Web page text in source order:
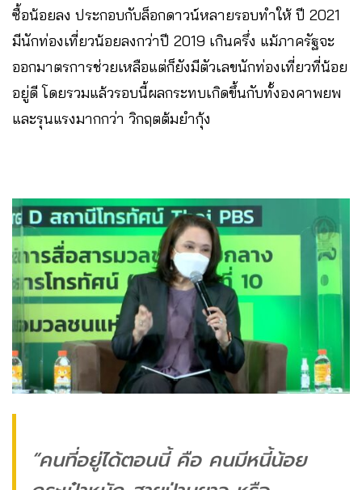
ซื้อน้อยลง ประกอบกับล็อกดาวน์หลายรอบทำให้ ปี 2021
มีนักท่องเที่ยวน้อยลงกว่าปี 2019 เกินครึ่ง แม้ภาครัฐจะ
ออกมาตรการช่วยเหลือแต่ก็ยังมีตัวเลขนักท่องเที่ยวที่น้อย
อยู่ดี โดยรวมแล้วรอบนี้ผลกระทบเกิดขึ้นกับทั้งองคาพยพ
และรุนแรงมากกว่า วิกฤตต้มยำกุ้ง
“คนที่อยู่ได้ตอนนี้ คือ คนมีหนี้น้อย